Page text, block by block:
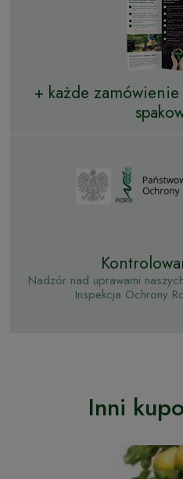
+ każde zamówienie
Nadzór nad uprawami
Inspekcja Ochrony
Inni